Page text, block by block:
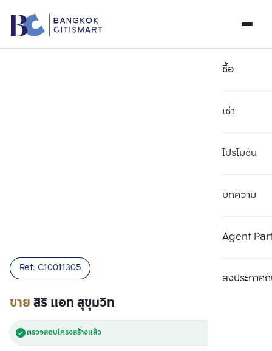
ซื้อ
เช่า
โปรโมชัน
บทความ
Agent
ลงประกาศกั
ขายสิริ แอท สุขุมวิท
Ref: C10011305
ตรวจสอบโครงสร้างแล้ว